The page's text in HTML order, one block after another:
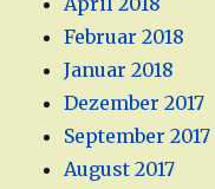
Februar 2018
Januar 2018
Dezember 2017
September 2017
August 2017